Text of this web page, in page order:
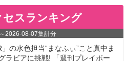
セスランキング
～2026-08-07集計分
」の水色担当“まなふぃ”こと真中ま
ラビアに挑戦! 「週刊プレイボー